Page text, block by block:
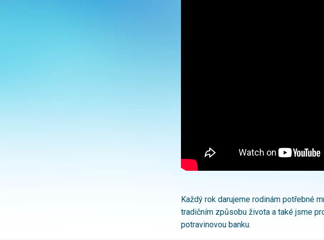
Každý rok darujeme rodinám potřebné
tradičním způsobu života a také jsme
potravinovou banku.